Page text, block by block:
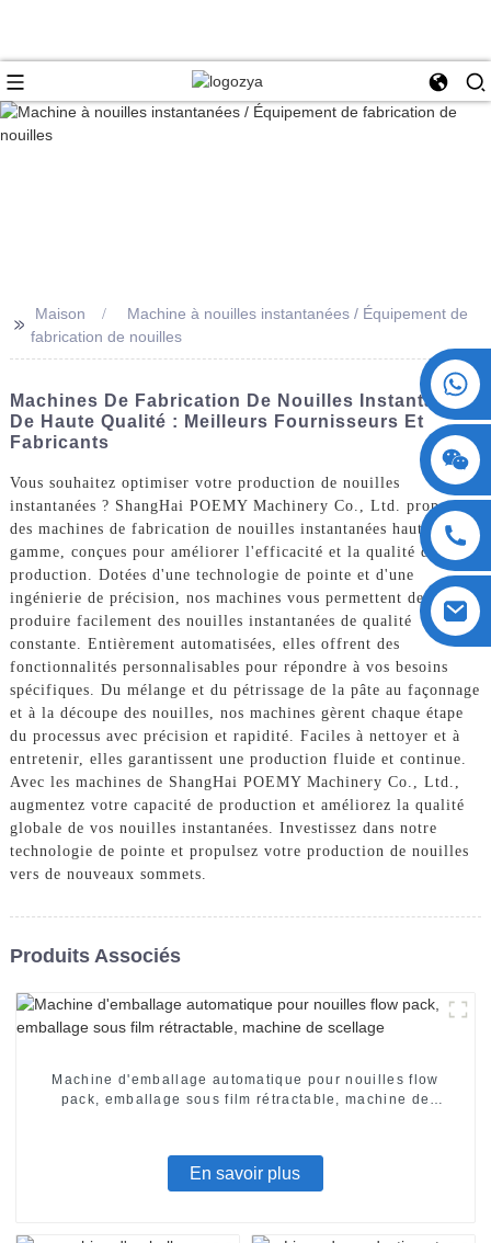
>>
Maison
Machine à nouilles instantanées / Équipement de
fabrication de nouilles
Machines De Fabrication De Nouilles Instantanées
De Haute Qualité : Meilleurs Fournisseurs Et
Fabricants
Vous souhaitez optimiser votre production de nouilles
instantanées ? ShangHai POEMY Machinery Co., Ltd. propose
des machines de fabrication de nouilles instantanées haut de
gamme, conçues pour améliorer l'efficacité et la qualité de votre
production. Dotées d'une technologie de pointe et d'une
ingénierie de précision, nos machines vous permettent de
produire facilement des nouilles instantanées de qualité
constante. Entièrement automatisées, elles offrent des
fonctionnalités personnalisables pour répondre à vos besoins
spécifiques. Du mélange et du pétrissage de la pâte au façonnage
et à la découpe des nouilles, nos machines gèrent chaque étape
du processus avec précision et rapidité. Faciles à nettoyer et à
entretenir, elles garantissent une production fluide et continue.
Avec les machines de ShangHai POEMY Machinery Co., Ltd.,
augmentez votre capacité de production et améliorez la qualité
globale de vos nouilles instantanées. Investissez dans notre
technologie de pointe et propulsez votre production de nouilles
vers de nouveaux sommets.
Produits Associés
Machine d'emballage automatique pour nouilles flow
pack, emballage sous film rétractable, machine de
En savoir plus